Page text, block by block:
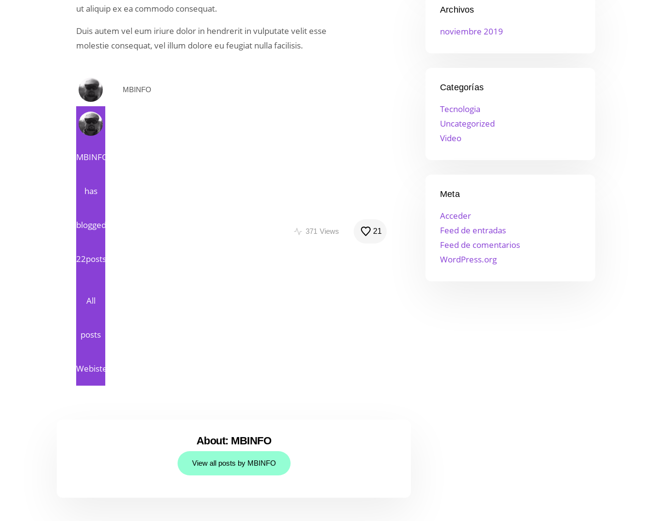
ut aliquip ex ea commodo consequat.
Duis autem vel eum iriure dolor in hendrerit in vulputate velit esse
molestie consequat, vel illum dolore eu feugiat nulla facilisis.
MBINFO
MBINFO
has
blogged
22posts
All
posts
Webiste
371 Views 21
About: MBINFO
View all posts by MBINFO
Archivos
noviembre 2019
Categorías
Tecnologia
Uncategorized
Video
Meta
Acceder
Feed de entradas
Feed de comentarios
WordPress.org